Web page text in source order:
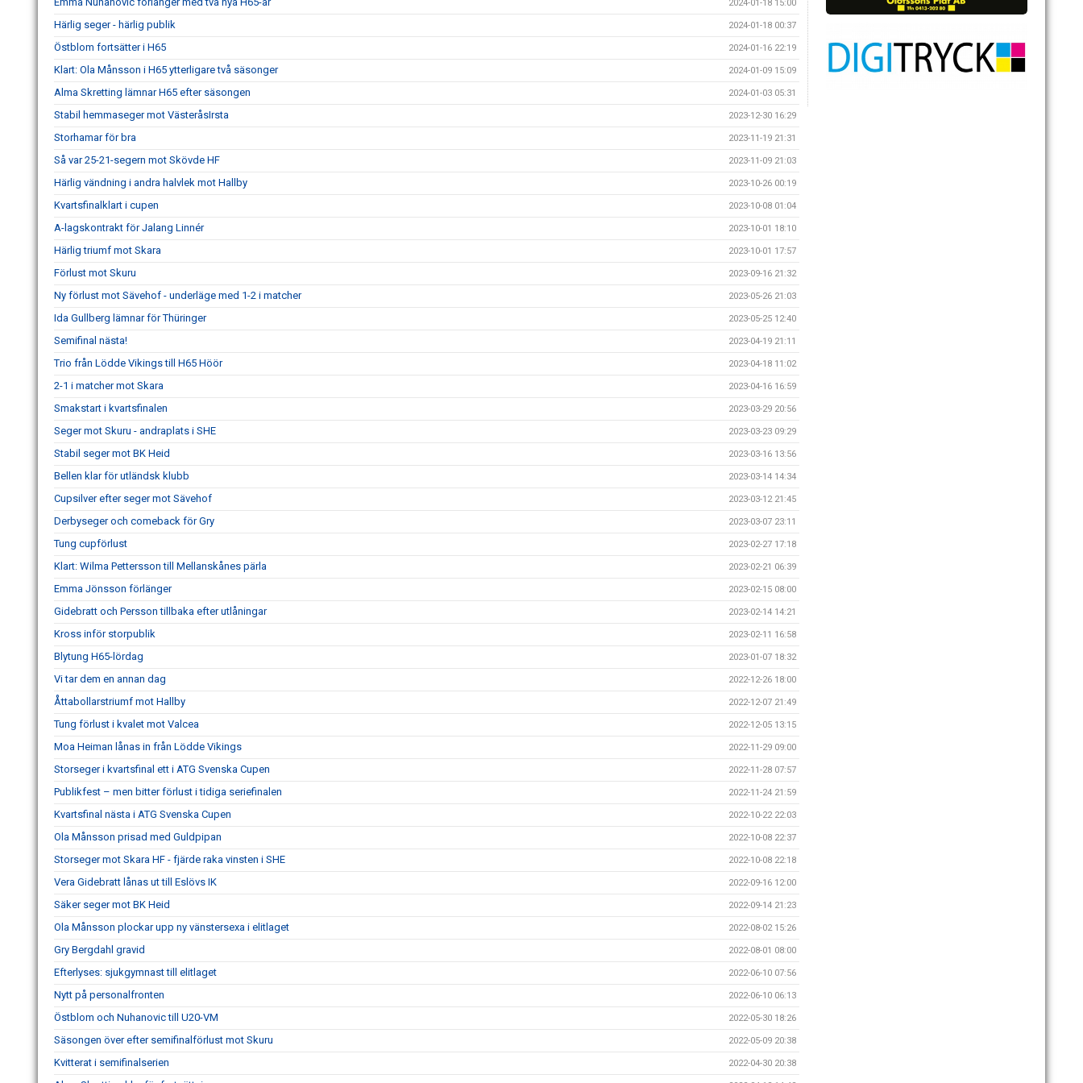
2024-01-18 15:00
Härlig seger - härlig publik 2024-01-18 00:37
Östblom fortsätter i H65 2024-01-16 22:19
Klart: Ola Månsson i H65 ytterligare två säsonger 2024-01-09 15:09
Alma Skretting lämnar H65 efter säsongen 2024-01-03 05:31
Stabil hemmaseger mot VästeråsIrsta 2023-12-30 16:29
Storhamar för bra 2023-11-19 21:31
Så var 25-21-segern mot Skövde HF 2023-11-09 21:03
Härlig vändning i andra halvlek mot Hallby 2023-10-26 00:19
Kvartsfinalklart i cupen 2023-10-08 01:04
A-lagskontrakt för Jalang Linnér 2023-10-01 18:10
Härlig triumf mot Skara 2023-10-01 17:57
Förlust mot Skuru 2023-09-16 21:32
Ny förlust mot Sävehof - underläge med 1-2 i matcher 2023-05-26 21:03
Ida Gullberg lämnar för Thüringer 2023-05-25 12:40
Semifinal nästa! 2023-04-19 21:11
Trio från Lödde Vikings till H65 Höör 2023-04-18 11:02
2-1 i matcher mot Skara 2023-04-16 16:59
Smakstart i kvartsfinalen 2023-03-29 20:56
Seger mot Skuru - andraplats i SHE 2023-03-23 09:29
Stabil seger mot BK Heid 2023-03-16 13:56
Bellen klar för utländsk klubb 2023-03-14 14:34
Cupsilver efter seger mot Sävehof 2023-03-12 21:45
Derbyseger och comeback för Gry 2023-03-07 23:11
Tung cupförlust 2023-02-27 17:18
Klart: Wilma Pettersson till Mellanskånes pärla 2023-02-21 06:39
Emma Jönsson förlänger 2023-02-15 08:00
Gidebratt och Persson tillbaka efter utlåningar 2023-02-14 14:21
Kross inför storpublik 2023-02-11 16:58
Blytung H65-lördag 2023-01-07 18:32
Vi tar dem en annan dag 2022-12-26 18:00
Åttabollarstriumf mot Hallby 2022-12-07 21:49
Tung förlust i kvalet mot Valcea 2022-12-05 13:15
Moa Heiman lånas in från Lödde Vikings 2022-11-29 09:00
Storseger i kvartsfinal ett i ATG Svenska Cupen 2022-11-28 07:57
Publikfest – men bitter förlust i tidiga seriefinalen 2022-11-24 21:59
Kvartsfinal nästa i ATG Svenska Cupen 2022-10-22 22:03
Ola Månsson prisad med Guldpipan 2022-10-08 22:37
Storseger mot Skara HF - fjärde raka vinsten i SHE 2022-10-08 22:18
Vera Gidebratt lånas ut till Eslövs IK 2022-09-16 12:00
Säker seger mot BK Heid 2022-09-14 21:23
Ola Månsson plockar upp ny vänstersexa i elitlaget 2022-08-02 15:26
Gry Bergdahl gravid 2022-08-01 08:00
Efterlyses: sjukgymnast till elitlaget 2022-06-10 07:56
Nytt på personalfronten 2022-06-10 06:13
Östblom och Nuhanovic till U20-VM 2022-05-30 18:26
Säsongen över efter semifinalförlust mot Skuru 2022-05-09 20:38
Kvitterat i semifinalserien 2022-04-30 20:38